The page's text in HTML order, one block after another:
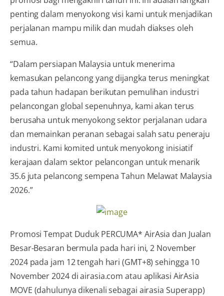
penting dalam menyokong visi kami untuk menjadikan
perjalanan mampu milik dan mudah diakses oleh
semua.
“Dalam persiapan Malaysia untuk menerima
kemasukan pelancong yang dijangka terus meningkat
pada tahun hadapan berikutan pemulihan industri
pelancongan global sepenuhnya, kami akan terus
berusaha untuk menyokong sektor perjalanan udara
dan memainkan peranan sebagai salah satu peneraju
industri. Kami komited untuk menyokong inisiatif
kerajaan dalam sektor pelancongan untuk menarik
35.6 juta pelancong sempena Tahun Melawat Malaysia
2026.”
Promosi Tempat Duduk PERCUMA* AirAsia dan Jualan
Besar-Besaran bermula pada hari ini, 2 November
2024 pada jam 12 tengah hari (GMT+8) sehingga 10
November 2024 di airasia.com atau aplikasi AirAsia
MOVE (dahulunya dikenali sebagai airasia Superapp)